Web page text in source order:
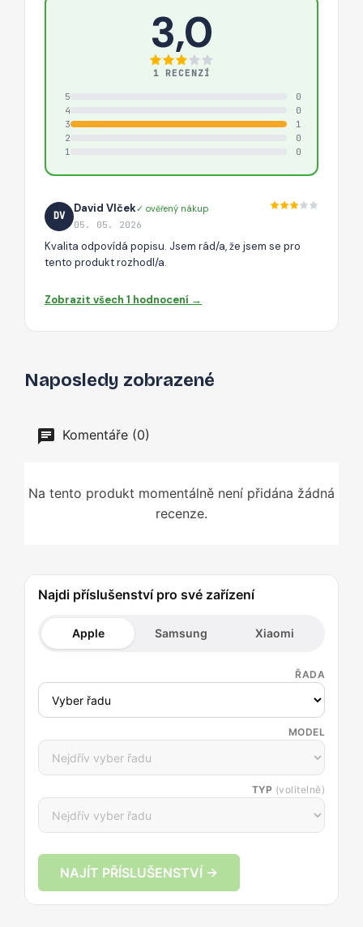
3,0
1 RECENZÍ
5
0
4
0
3
1
2
0
1
0
DV
David Vlček✓ ověřený nákup
05. 05. 2026
Kvalita odpovídá popisu. Jsem rád/a, že jsem se pro
tento produkt rozhodl/a.
Zobrazit všech 1 hodnocení →
Naposledy zobrazené
Komentáře (0)
Na tento produkt momentálně není přidána žádná
recenze.
Najdi příslušenství pro své zařízení
Apple Samsung Xiaomi
ŘADA
MODEL
TYP (volitelně)
NAJÍT PŘÍSLUŠENSTVÍ →